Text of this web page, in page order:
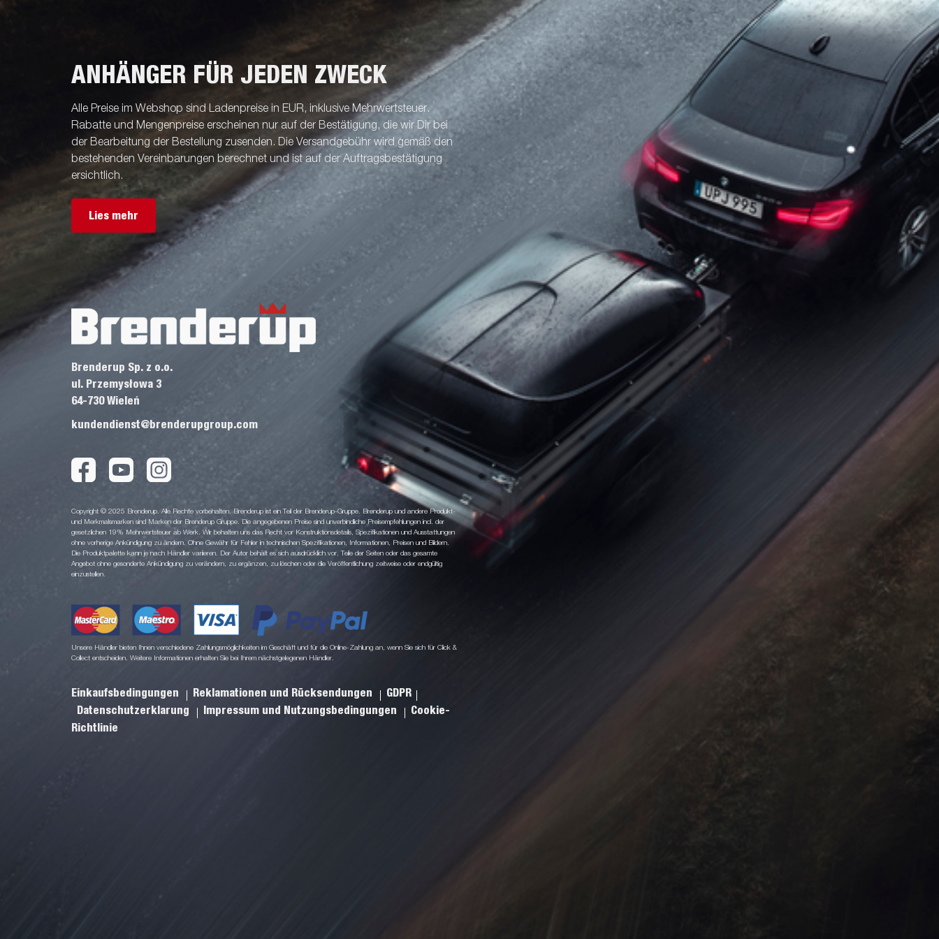
ANHÄNGER FÜR JEDEN ZWECK
Alle Preise im Webshop sind Ladenpreise in EUR, inklusive Mehrwertsteuer.
Rabatte und Mengenpreise erscheinen nur auf der Bestätigung, die wir Dir bei
der Bearbeitung der Bestellung zusenden. Die Versandgebühr wird gemäß den
bestehenden Vereinbarungen berechnet und ist auf der Auftragsbestätigung
ersichtlich.
Lies mehr
Brenderup Sp. z o.o.
ul. Przemysłowa 3
64-730 Wieleń
kundendienst@brenderupgroup.com
Copyright © 2025 Brenderup. Alle Rechte vorbehalten. Brenderup ist ein Teil der Brenderup-Gruppe. Brenderup und andere Produkt-
und Merkmalsmarken sind Marken der Brenderup Gruppe. Die angegebenen Preise sind unverbindliche Preisempfehlungen incl. der
gesetzlichen 19% Mehrwertsteuer ab Werk. Wir behalten uns das Recht vor Konstruktionsdetails, Spezifikationen und Ausstattungen
ohne vorherige Ankündigung zu ändern. Ohne Gewähr für Fehler in technischen Spezifikationen, Informationen, Preisen und Bildern.
Die Produktpalette kann je nach Händler variieren. Der Autor behält es sich ausdrücklich vor, Teile der Seiten oder das gesamte
Angebot ohne gesonderte Ankündigung zu verändern, zu ergänzen, zu löschen oder die Veröffentlichung zeitweise oder endgültig
einzustellen.
Unsere Händler bieten Ihnen verschiedene Zahlungsmöglichkeiten im Geschäft und für die Online-Zahlung an, wenn Sie sich für Click &
Collect entscheiden. Weitere Informationen erhalten Sie bei Ihrem nächstgelegenen Händler.
Einkaufsbedingungen Reklamationen und Rücksendungen
GDPR
Datenschutzerklarung
Impressum und Nutzungsbedingungen
Cookie-
Richtlinie